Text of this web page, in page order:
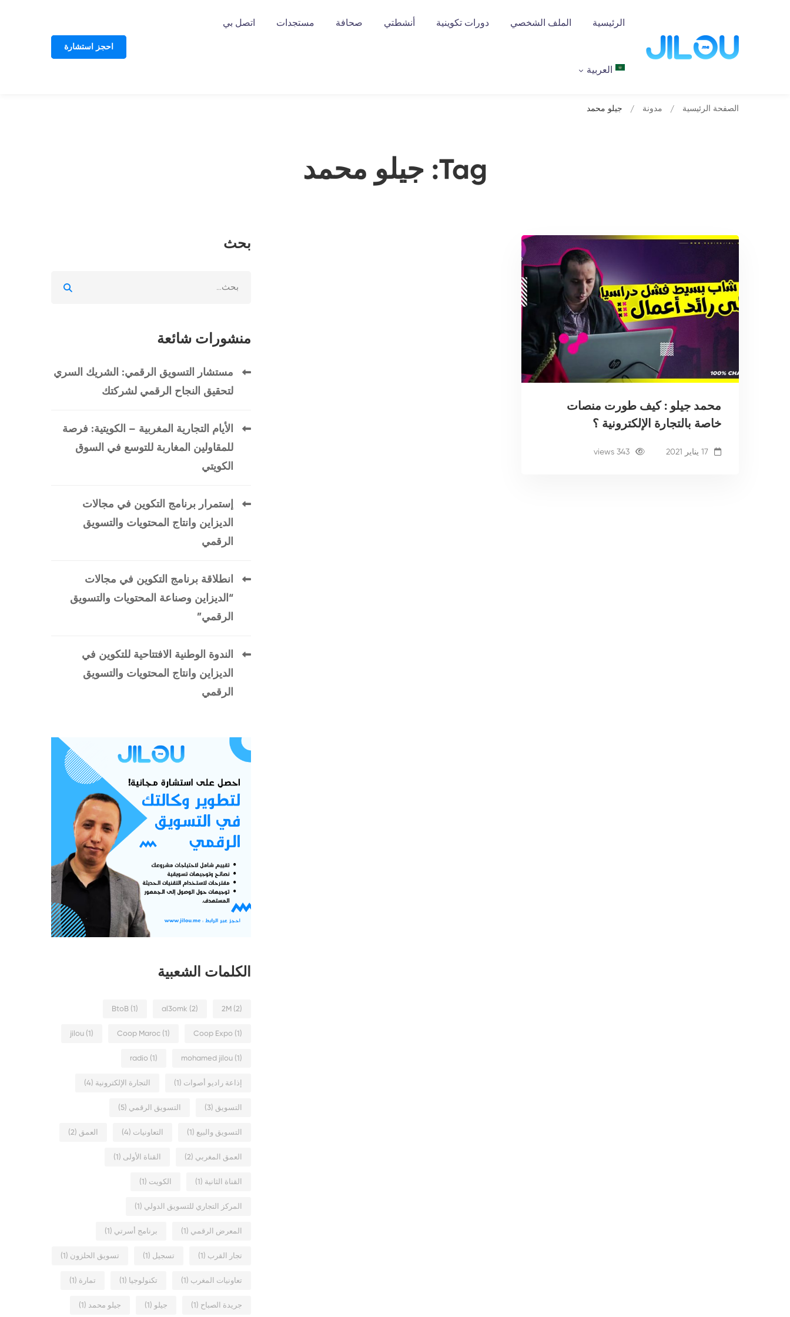
الرئيسية الملف الشخصي دورات تكوينية أنشطتي صحافة مستجدات اتصل بي
العربية
احجز استشارة
Tag: جيلو محمد
الصفحة الرئيسية مدونة جيلو محمد
محمد جيلو : كيف طورت منصات
خاصة بالتجارة الإلكترونية ؟
343 views
بحث
منشورات شائعة
مستشار التسويق الرقمي: الشريك السري
لتحقيق النجاح الرقمي لشركتك
الأيام التجارية المغربية – الكويتية: فرصة
للمقاولين المغاربة للتوسع في السوق
الكويتي
إستمرار برنامج التكوين في مجالات
الديزاين وانتاج المحتويات والتسويق
الرقمي
انطلاقة برنامج التكوين في مجالات
“الديزاين وصناعة المحتويات والتسويق
الرقمي”
الندوة الوطنية الافتتاحية للتكوين في
الديزاين وانتاج المحتويات والتسويق
الرقمي
الكلمات الشعبية
2M (2)
al3omk (2)
BtoB (1)
Coop Expo (1)
Coop Maroc (1)
jilou (1)
mohamed jilou (1)
radio (1)
إذاعة راديو أصوات (1) التجارة الإلكترونية (4)
التسويق (3) التسويق الرقمي (5)
التسويق والبيع (1) التعاونيات (4) العمق (2)
العمق المغربي (2) القناة الأولى (1)
القناة الثانية (1) الكويت (1)
المركز التجاري للتسويق الدولي (1)
المعرض الرقمي (1) برنامج أسرتي (1)
تجار القرب (1) تسجيل (1) تسويق الحلزون (1)
تعاونيات المغرب (1) تكنولوجيا (1) تمارة (1)
جريدة الصباح (1) جيلو (1) جيلو محمد (1)